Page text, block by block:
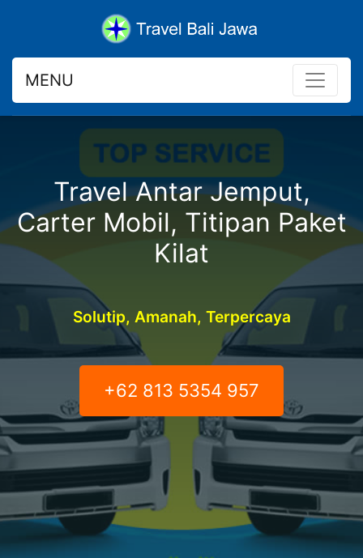
MENU
Travel Antar Jemput,
Carter Mobil, Titipan Paket
Kilat
Solutip, Amanah, Terpercaya
+62 813 5354 957